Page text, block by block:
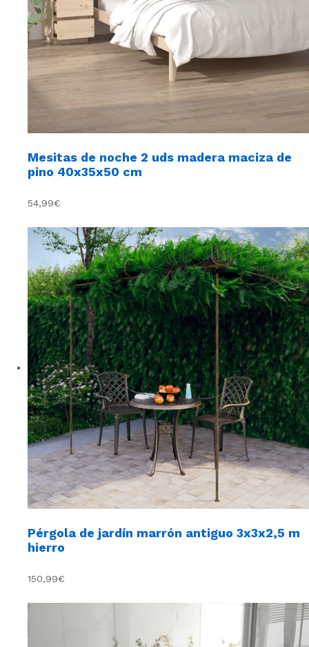
Mesitas de noche 2 uds madera maciza de
pino 40x35x50 cm
54,99€
Pérgola de jardín marrón antiguo 3x3x2,5 m
hierro
150,99€